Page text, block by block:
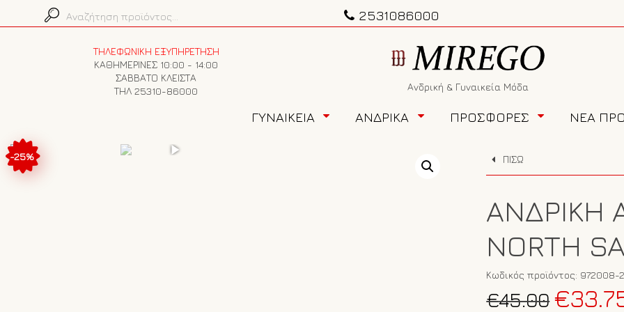
2531086000
ΤΗΛΕΦΩΝΙΚΗ ΕΞΥΠΗΡΕΤΗΣΗ
ΚΑΘΗΜΕΡΙΝΕΣ 10:00 - 14:00
ΣΑΒΒΑΤΟ ΚΛΕΙΣΤΑ
ΤΗΛ 25310-86000
Ανδρική & Γυναικεία Μόδα
ΓΥΝΑΙΚΕΙΑ ΑΝΔΡΙΚΑ ΠΡΟΣΦΟΡΕΣ ΝΕΑ
-25% ΠΙΣΩ
ΑΝΔΡΙΚΉ
NORTH
Κωδικός προϊόντος: 972008-2
€45.00 Original
€